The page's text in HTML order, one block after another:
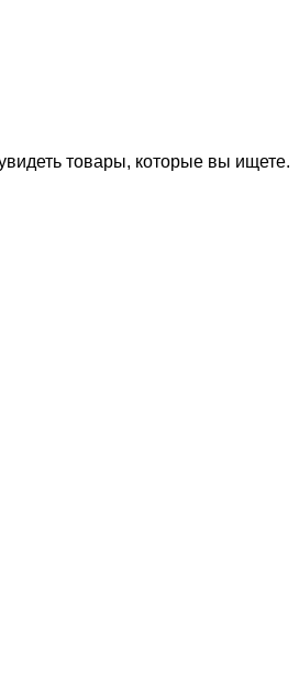
товары, которые вы ищете.